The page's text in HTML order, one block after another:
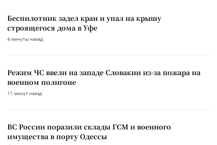
Беспилотник задел кран и упал на крышу
строящегося дома в Уфе
4 минуты назад
Режим ЧС ввели на западе Словакии из-за пожара на
военном полигоне
11 минут назад
ВС России поразили склады ГСМ и военного
имущества в порту Одессы